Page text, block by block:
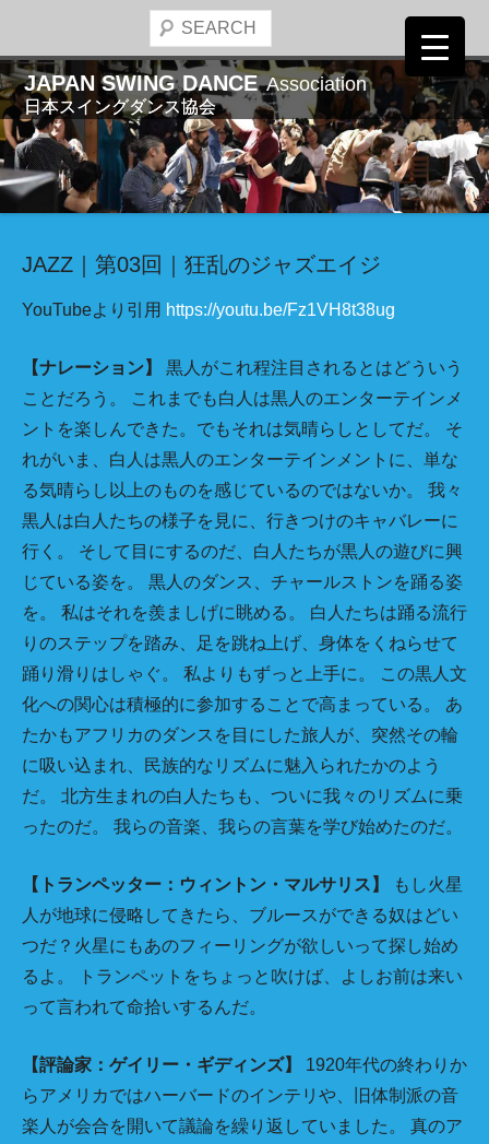
テ
ン
ツ
へ
ス
検
索
開
始
JAPAN SWING DANCE Association
日本スイングダンス協会
JAZZ｜第03回｜狂乱のジャズエイジ
YouTubeより引用 https://youtu.be/Fz1VH8t38ug
【ナレーション】
黒人がこれ程注目されるとはどういう
ことだろう。 これまでも白人は黒人のエンターテインメ
ントを楽しんできた。でもそれは気晴らしとしてだ。 そ
れがいま、白人は黒人のエンターテインメントに、単な
る気晴らし以上のものを感じているのではないか。 我々
黒人は白人たちの様子を見に、行きつけのキャバレーに
行く。 そして目にするのだ、白人たちが黒人の遊びに興
じている姿を。 黒人のダンス、チャールストンを踊る姿
を。 私はそれを羨ましげに眺める。 白人たちは踊る流行
りのステップを踏み、足を跳ね上げ、身体をくねらせて
踊り滑りはしゃぐ。 私よりもずっと上手に。 この黒人文
化への関心は積極的に参加することで高まっている。 あ
たかもアフリカのダンスを目にした旅人が、突然その輪
に吸い込まれ、民族的なリズムに魅入られたかのよう
だ。 北方生まれの白人たちも、ついに我々のリズムに乗
ったのだ。 我らの音楽、我らの言葉を学び始めたのだ。
【トランペッター：ウィントン・マルサリス】
もし火星
人が地球に侵略してきたら、ブルースができる奴はどい
つだ？火星にもあのフィーリングが欲しいって探し始め
るよ。 トランペットをちょっと吹けば、よしお前は来い
って言われて命拾いするんだ。
【評論家：ゲイリー・ギディンズ】
1920年代の終わりか
らアメリカではハーバードのインテリや、旧体制派の音
楽人が会合を開いて議論を繰り返していました。 真のア